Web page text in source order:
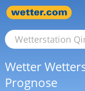
Wetter
Prognose